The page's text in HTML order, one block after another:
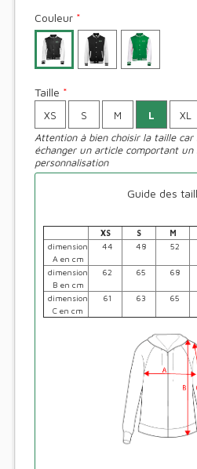
Couleur *
Taille *
XS S M L XL
Attention à bien choisir la taille car
échanger un article comportant un
personnalisation
Guide des
XS S M
dimension
A en cm
44 48 52
dimension
B en cm
62 65 68
dimension
C en cm
61 63 65